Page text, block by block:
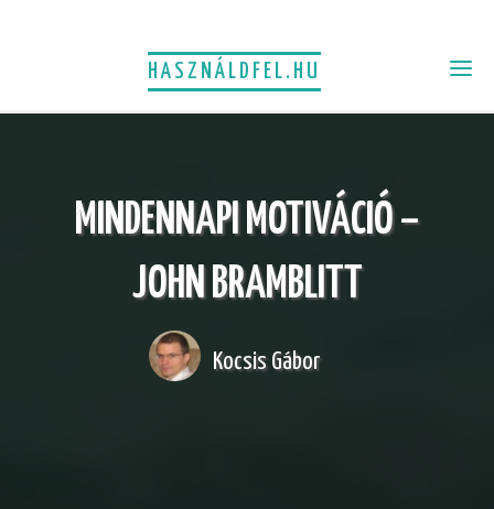
HASZNÁLDFEL.HU
MINDENNAPI MOTIVÁCIÓ –
JOHN BRAMBLITT
Kocsis Gábor